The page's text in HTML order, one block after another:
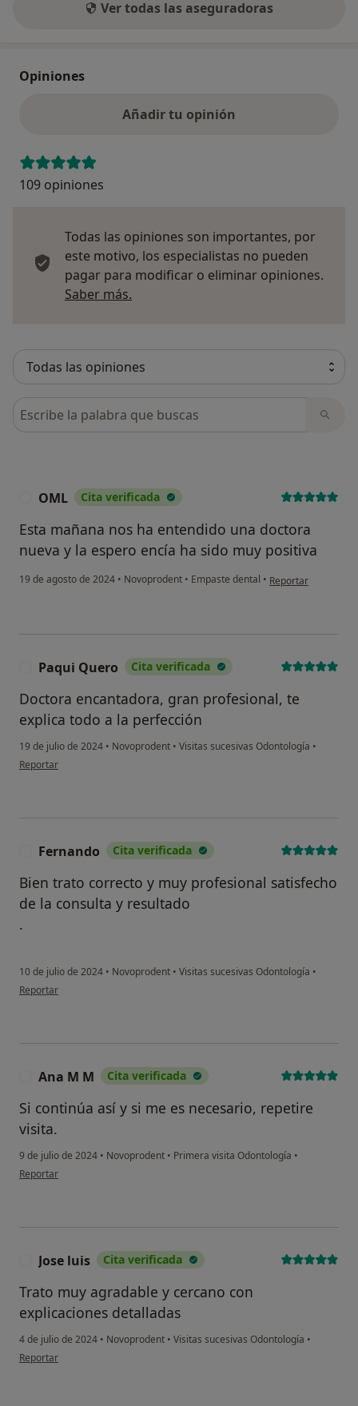
Ver todas las aseguradoras
Opiniones
Añadir tu opinión
109 opiniones
Todas las opiniones son importantes, por
este motivo, los especialistas no pueden
pagar para modificar o eliminar opiniones.
Saber más.
Busca en opiniones
OML Cita verificada
Esta mañana nos ha entendido una doctora
nueva y la espero encía ha sido muy positiva
19 de agosto de 2024 • Novoprodent • Empaste dental • en opinión del
Reportar
Paqui Quero Cita verificada
Doctora encantadora, gran profesional, te
explica todo a la perfección
19 de julio de 2024 • Novoprodent • Visitas sucesivas Odontología •
en opinión del usuario Paqui Quero
Reportar
Fernando Cita verificada
Bien trato correcto y muy profesional satisfecho
de la consulta y resultado
.
10 de julio de 2024 • Novoprodent • Visitas sucesivas Odontología •
en opinión del usuario Fernando
Reportar
Ana M M Cita verificada
Si continúa así y si me es necesario, repetire
visita.
9 de julio de 2024 • Novoprodent • Primera visita Odontología •
en opinión del usuario Ana M M
Reportar
Jose luis Cita verificada
Trato muy agradable y cercano con
explicaciones detalladas
4 de julio de 2024 • Novoprodent • Visitas sucesivas Odontología •
en opinión del usuario Jose luis
Reportar
¿Alguna vez has usado una app